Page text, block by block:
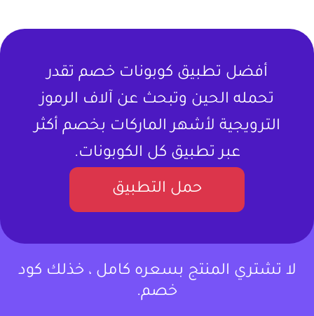
أفضل تطبيق كوبونات خصم تقدر
تحمله الحين وتبحث عن آلاف الرموز
الترويجية لأشهر الماركات بخصم أكثر
عبر تطبيق كل الكوبونات.
حمل التطبيق
لا تشتري المنتج بسعره كامل ، خذلك كود
خصم.